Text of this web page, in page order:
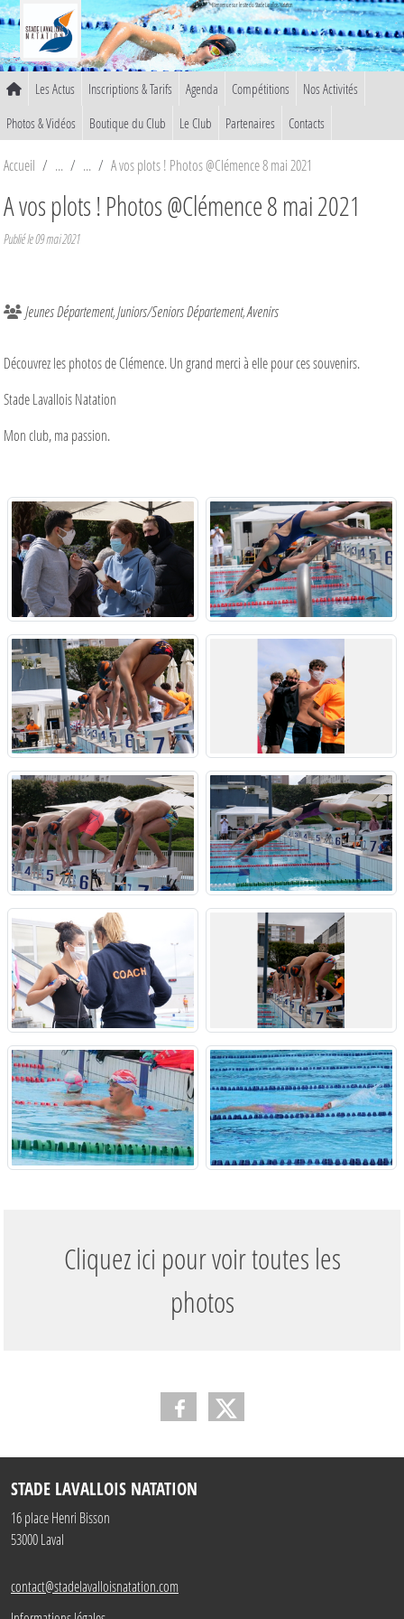
Bienvenue sur le site du Stade Lavallois Natation
Les Actus Inscriptions & Tarifs Agenda Compétitions
Nos Activités
Photos & Vidéos
Boutique du Club Le Club Partenaires Contacts
Accueil A vos plots ! Photos @Clémence 8 mai 2021
A vos plots ! Photos @Clémence 8 mai 2021
Publié le09 mai 2021
Jeunes Département Juniors/Seniors Département Avenirs
Découvrez les photos de Clémence. Un grand merci à elle pour ces souvenirs.
Stade Lavallois Natation
Mon club, ma passion.
Cliquez ici pour voir toutes les
photos
STADE LAVALLOIS NATATION
16 place Henri Bisson
53000Laval
contact@stadelavalloisnatation.com
Panneau de gestion des cookies